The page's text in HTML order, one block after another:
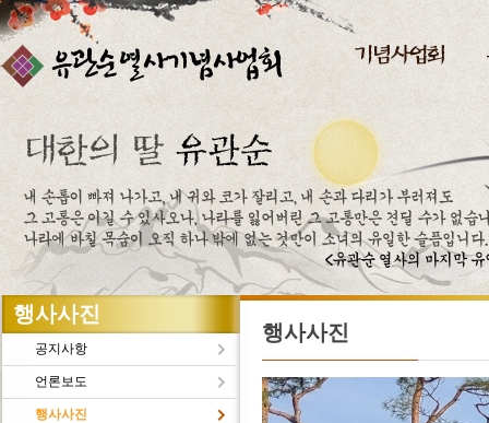
주메뉴바로가기
본문바로가기
행사사진
공지사항
언론보도
행사사진
행사사진